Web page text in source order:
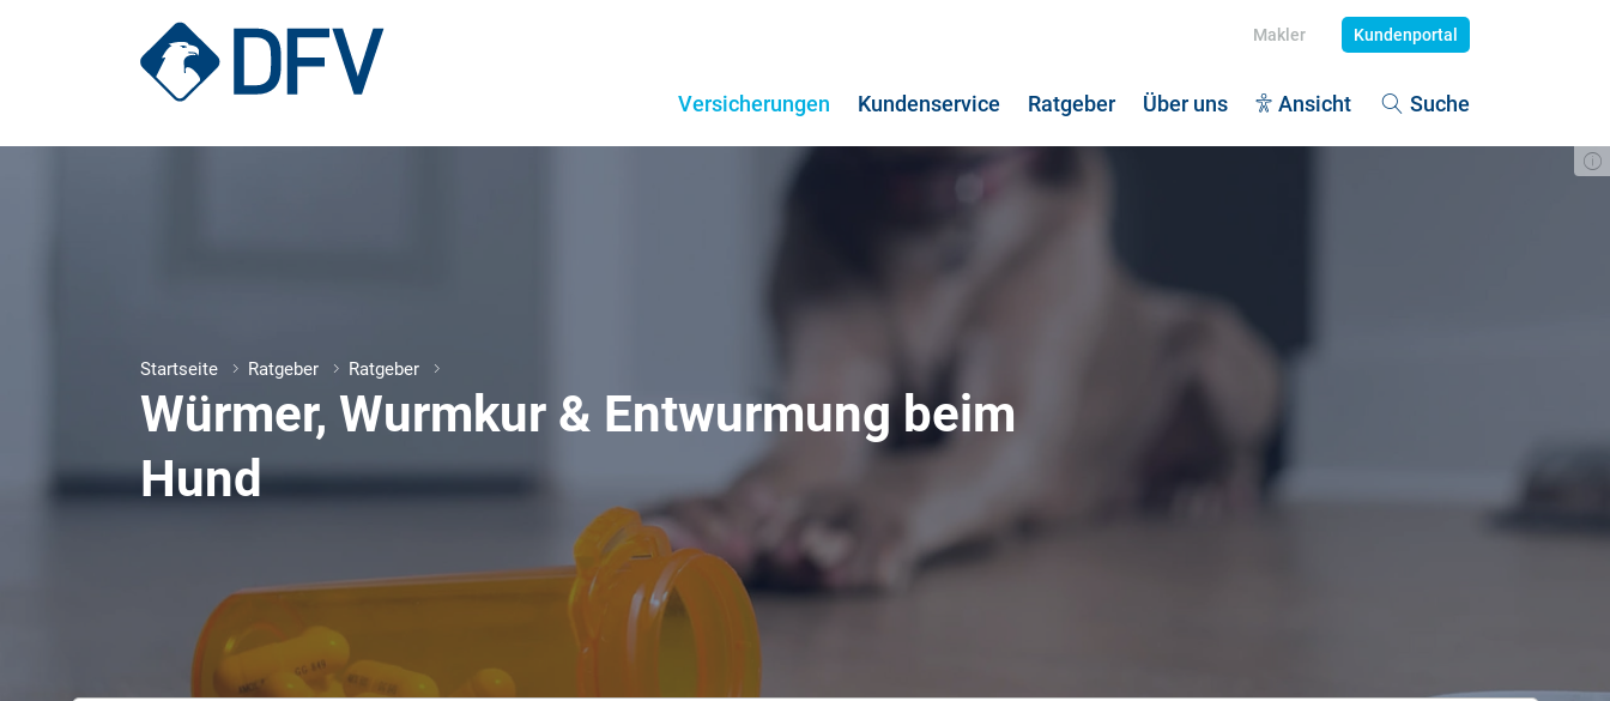
Versicherungen Kundenservice Ratgeber Über uns Ansicht Suche
Makler Kundenportal
Startseite Ratgeber Ratgeber
Würmer, Wurmkur & Entwurmung beim
Hund